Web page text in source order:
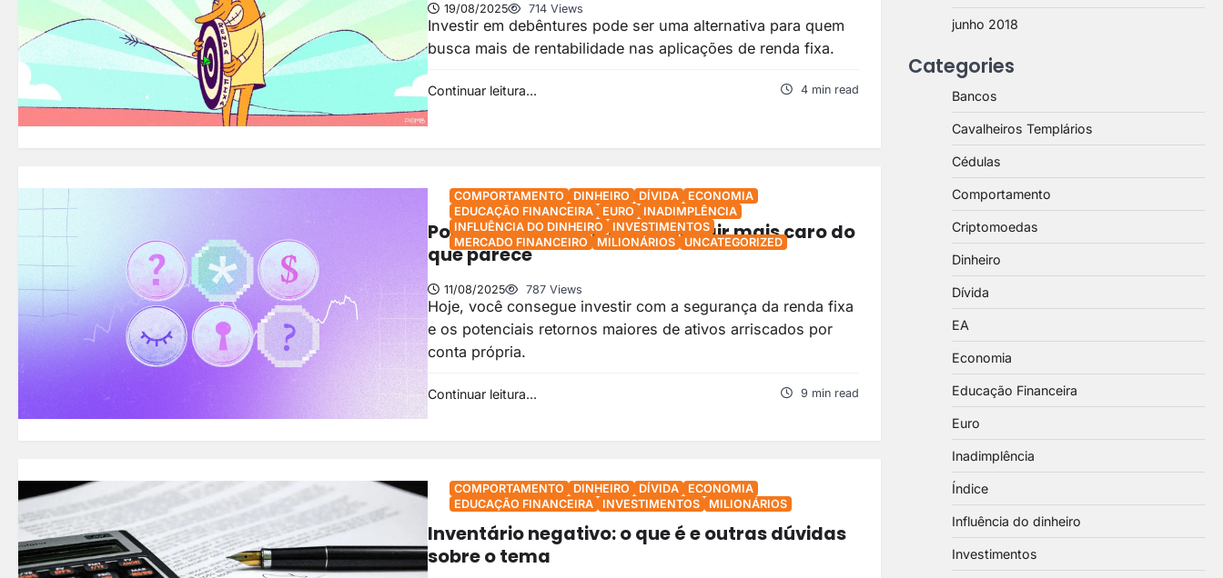
19/08/2025 714 Views
Investir em debêntures pode ser uma alternativa para quem
busca mais de rentabilidade nas aplicações de renda fixa.
Continuar leitura... 4 min read
COMPORTAMENTO DINHEIRO DÍVIDA
ECONOMIA
EDUCAÇÃO FINANCEIRA
EURO
INADIMPLÊNCIA
INFLUÊNCIA DO DINHEIRO
INVESTIMENTOS
MERCADO FINANCEIRO
MILIONÁRIOS UNCATEGORIZED
Por que o investimento pode sair mais caro do
que parece
11/08/2025 787 Views
Hoje, você consegue investir com a segurança da renda fixa
e os potenciais retornos maiores de ativos arriscados por
conta própria.
Continuar leitura... 9 min read
COMPORTAMENTO DINHEIRO DÍVIDA
ECONOMIA
EDUCAÇÃO FINANCEIRA
INVESTIMENTOS MILIONÁRIOS
Inventário negativo: o que é e outras dúvidas
sobre o tema
junho 2018
Categories
Bancos
Cavalheiros Templários
Cédulas
Comportamento
Criptomoedas
Dinheiro
Dívida
EA
Economia
Educação Financeira
Euro
Inadimplência
Índice
Influência do dinheiro
Investimentos